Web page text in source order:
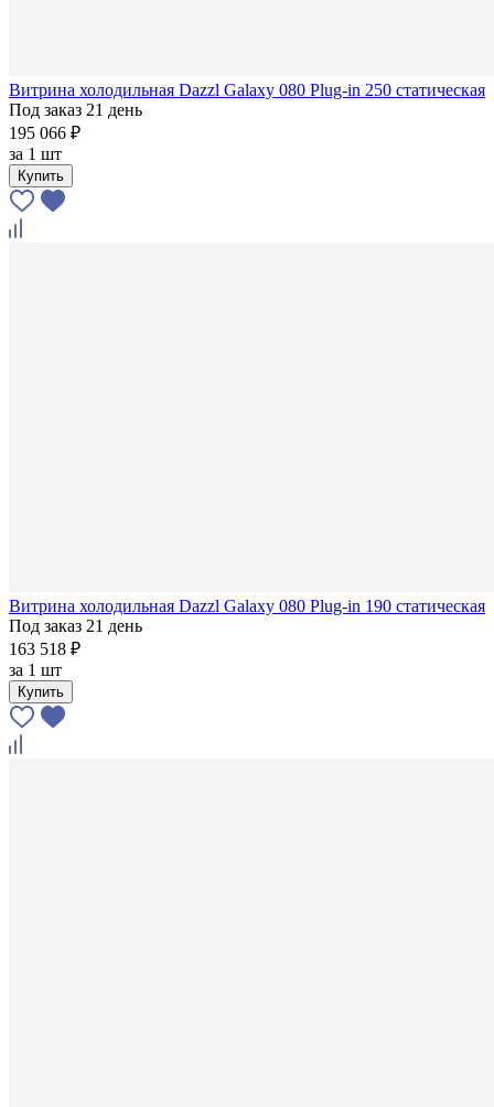
Витрина холодильная Dazzl Galaxy 080 Plug-in 250 статическая
Под заказ 21 день
195 066 ₽
за 1 шт
Купить
Витрина холодильная Dazzl Galaxy 080 Plug-in 190 статическая
Под заказ 21 день
163 518 ₽
за 1 шт
Купить